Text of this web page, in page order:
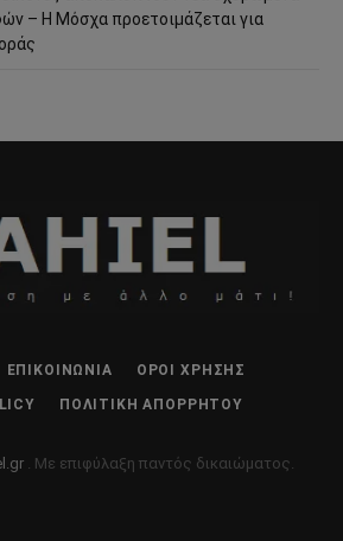
– Η Μόσχα προετοιμάζεται για
ΕΠΙΚΟΙΝΩΝΊΑ ΌΡΟΙ ΧΡΉΣΗΣ
ΠΟΛΙΤΙΚΉ ΑΠΟΡΡΉΤΟΥ
. Με επιφύλαξη παντός δικαιώματος.